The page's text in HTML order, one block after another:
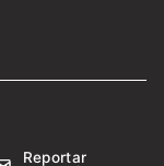
Reportar